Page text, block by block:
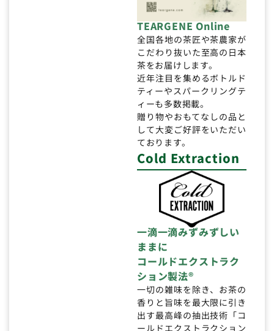
TEARGENE Online
全国各地の茶匠や茶農家が
こだわり抜いた至高の日本
茶をお届けします。
近年注目を集めるボトルド
ティーやスパークリングテ
ィーも多数掲載。
贈り物やおもてなしの品と
して大変ご好評をいただい
ております。
Cold Extraction
一滴一滴みずみずしい
ままに
コールドエクストラク
ション製法®
一切の雑味を除き、お茶の
香りと旨味を最大限に引き
出す最高峰の抽出技術「コ
ールドエクストラクション